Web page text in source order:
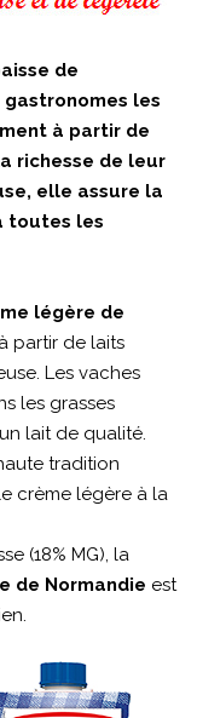
de
gastronomes les
à partir de
richesse de leur
elle assure la
toutes les
légère de
partir de laits
Les vaches
les grasses
lait de qualité.
tradition
crème légère à la
(18% MG), la
de Normandie est